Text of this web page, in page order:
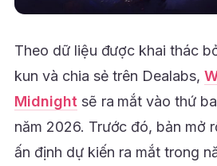
Theo dữ liệu được khai thác
kun và chia sẻ trên Dealabs,
Midnightsẽ ra mắt vào thứ
năm 2026. Trước đó, bản mở
ấn định dự kiến ra mắt trong